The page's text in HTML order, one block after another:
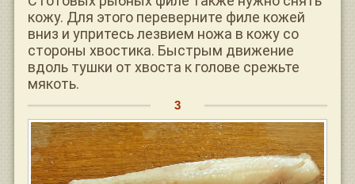
кожу. Для этого переверните филе кожей
вниз и упритесь лезвием ножа в кожу со
стороны хвостика. Быстрым движение
вдоль тушки от хвоста к голове срежьте
мякоть.